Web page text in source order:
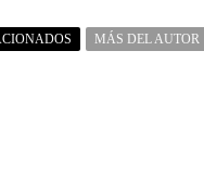
MÁS DEL AUTOR